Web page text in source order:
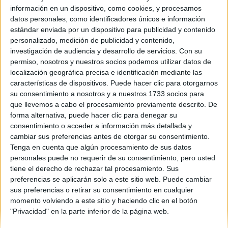
información en un dispositivo, como cookies, y procesamos
datos personales, como identificadores únicos e información
estándar enviada por un dispositivo para publicidad y contenido
personalizado, medición de publicidad y contenido,
investigación de audiencia y desarrollo de servicios. Con su
permiso, nosotros y nuestros socios podemos utilizar datos de
localización geográfica precisa e identificación mediante las
características de dispositivos. Puede hacer clic para otorgarnos
su consentimiento a nosotros y a nuestros 1733 socios para
que llevemos a cabo el procesamiento previamente descrito. De
forma alternativa, puede hacer clic para denegar su
consentimiento o acceder a información más detallada y
cambiar sus preferencias antes de otorgar su consentimiento.
Tenga en cuenta que algún procesamiento de sus datos
personales puede no requerir de su consentimiento, pero usted
tiene el derecho de rechazar tal procesamiento. Sus
preferencias se aplicarán solo a este sitio web. Puede cambiar
sus preferencias o retirar su consentimiento en cualquier
momento volviendo a este sitio y haciendo clic en el botón
"Privacidad" en la parte inferior de la página web.
Comunidad:
Canarias
Año del examen:
2013
Mes de examen:
Junio
Asignatura:
Literatura Universal
Fichero Examen:
examen-selectividad-literatura-universal-islas-canarias-2013-
junio.pdf
Quiénes somos|Contactar|Anúnciate
Aviso legal|Politica de privacidad|Condiciones generales